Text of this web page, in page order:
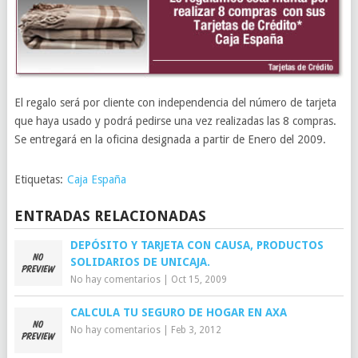
El regalo será por cliente con independencia del número de tarjeta
que haya usado y podrá pedirse una vez realizadas las 8 compras.
Se entregará en la oficina designada a partir de Enero del 2009.
Etiquetas: Caja España
ENTRADAS RELACIONADAS
DEPÓSITO Y TARJETA CON CAUSA, PRODUCTOS
SOLIDARIOS DE UNICAJA.
No hay comentarios| Oct 15, 2009
CALCULA TU SEGURO DE HOGAR EN AXA
No hay comentarios| Feb 3, 2012